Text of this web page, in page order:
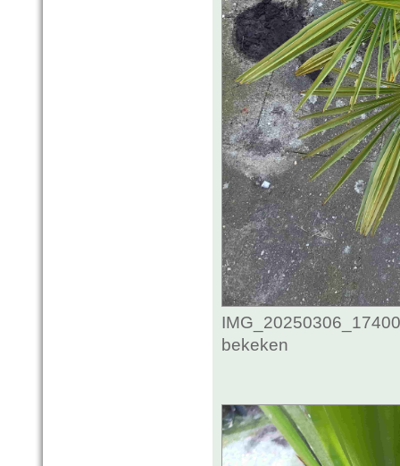
bekeken